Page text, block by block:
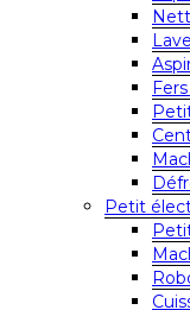
Petit